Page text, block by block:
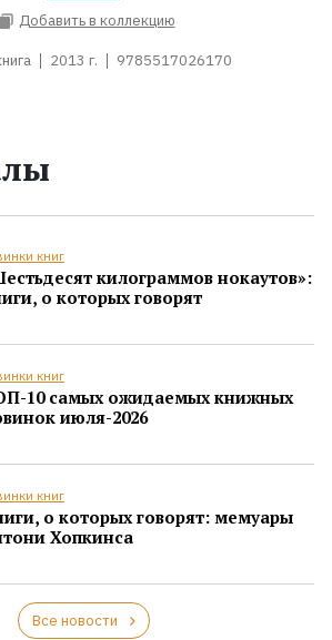
Добавить в коллекцию
2013 г. 9785517026170
книг
килограммов нокаутов»:
о которых говорят
книг
10 самых ожидаемых книжных
июля-2026
книг
о которых говорят: мемуары
Хопкинса
Все новости